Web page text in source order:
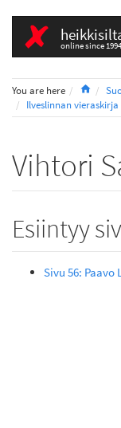
online since 1994
You are here Home
Ilveslinnan vieraskirja
Vihtori
Esiintyy
Sivu 56: